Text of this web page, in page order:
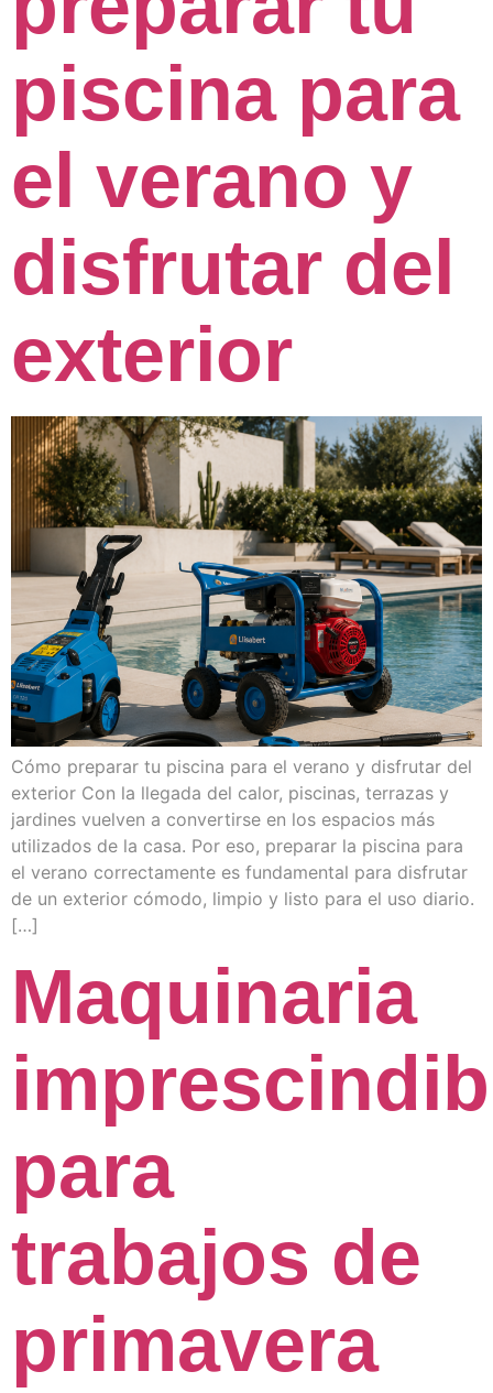
piscina para
el verano y
disfrutar del
exterior
Cómo preparar tu piscina para el verano y disfrutar del
exterior Con la llegada del calor, piscinas, terrazas y
jardines vuelven a convertirse en los espacios más
utilizados de la casa. Por eso, preparar la piscina para
el verano correctamente es fundamental para disfrutar
de un exterior cómodo, limpio y listo para el uso diario.
[…]
Maquinaria
para
trabajos de
primavera